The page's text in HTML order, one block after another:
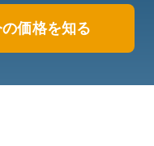
価格を知る